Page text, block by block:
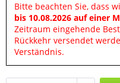
Bitte beachten Sie, dass
bis 10.08.2026 auf einer
Zeitraum eingehende
Rückkehr versendet
Verständnis.